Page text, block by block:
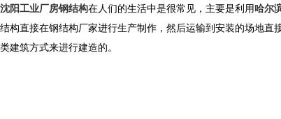
沈阳工业厂房钢结构在人们的生活中是很常见，主要是利用哈尔
结构直接在钢结构厂家进行生产制作，然后运输到安装的场地
类建筑方式来进行建造的。